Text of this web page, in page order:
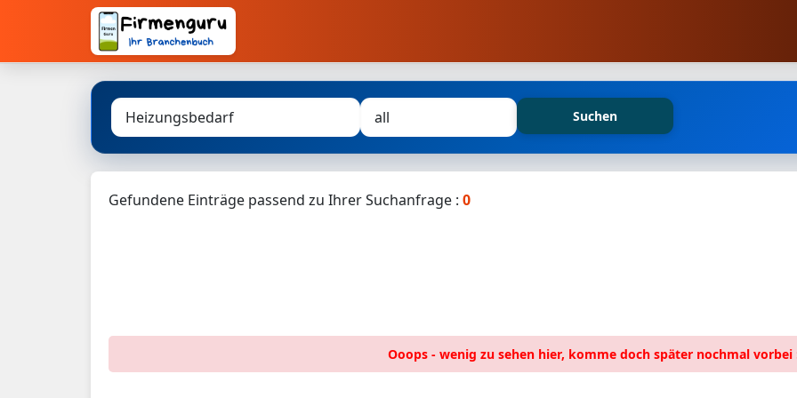
Suchen
Gefundene Einträge passend zu Ihrer Suchanfrage : 0
Ooops - wenig zu sehen hier, komme doch später nochmal vorbei